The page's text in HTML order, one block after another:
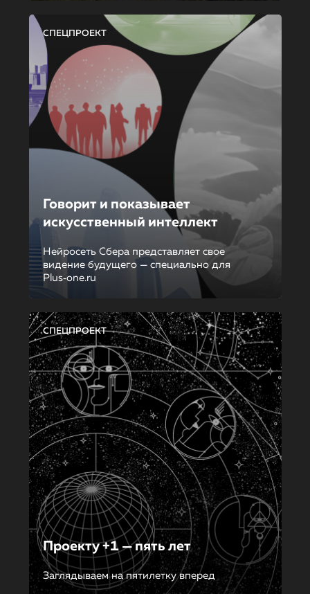
СПЕЦПРОЕКТ
Говорит и показывает
искусственный интеллект
Нейросеть Сбера представляет свое
видение будущего — специально для
Plus‑one.ru
СПЕЦПРОЕКТ
Проекту +1 — пять лет
Заглядываем на пятилетку вперед